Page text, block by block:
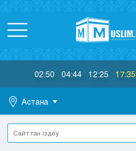
02:50 04:44 12:25 17:35
Астана
Астана
Алматы